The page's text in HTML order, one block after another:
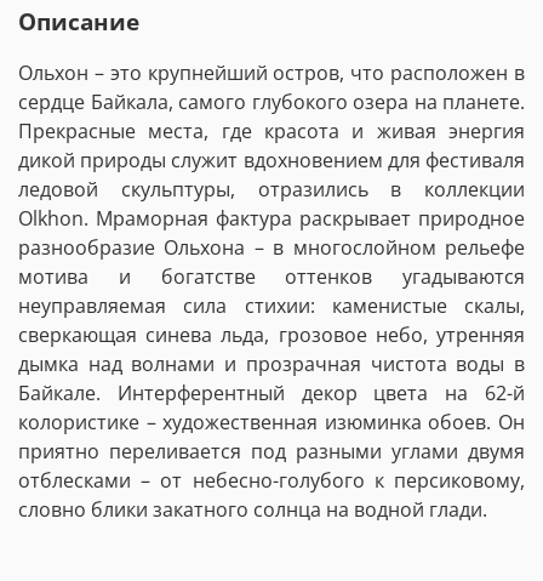
Описание
Ольхон – это крупнейший остров, что расположен в
сердце Байкала, самого глубокого озера на планете.
Прекрасные места, где красота и живая энергия
дикой природы служит вдохновением для фестиваля
ледовой скульптуры, отразились в коллекции
Olkhon. Мраморная фактура раскрывает природное
разнообразие Ольхона – в многослойном рельефе
мотива и богатстве оттенков угадываются
неуправляемая сила стихии: каменистые скалы,
сверкающая синева льда, грозовое небо, утренняя
дымка над волнами и прозрачная чистота воды в
Байкале. Интерферентный декор цвета на 62-й
колористике – художественная изюминка обоев. Он
приятно переливается под разными углами двумя
отблесками – от небесно-голубого к персиковому,
словно блики закатного солнца на водной глади.